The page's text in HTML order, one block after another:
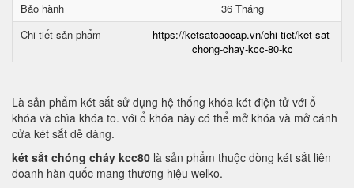
Bảo hành
36 Tháng
Chi tiết sản phẩm
https://ketsatcaocap.vn/chi-tiet/ket-sat-
chong-chay-kcc-80-kc
Là sản phẩm két sắt sử dụng hệ thống khóa két điện tử với ổ
khóa và chìa khóa to. với ổ khóa này có thể mở khóa và mở cánh
cửa két sắt dễ dàng.
két sắt chóng cháy kcc80 là sản phẩm thuộc dòng két sắt liên
doanh hàn quốc mang thương hiệu welko.